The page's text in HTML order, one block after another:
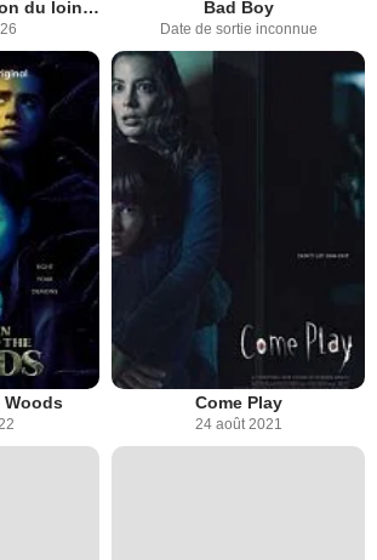
Insidious : l'invasion du lointain Bad Boy
Date de sortie inconnue
Woods Come Play
24 août 2021